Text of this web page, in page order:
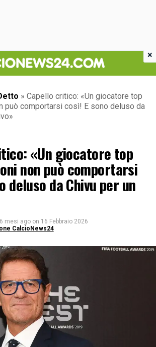
» Capello critico: «Un giocatore top
può comportarsi così! E sono deluso da
«Un giocatore top
non può comportarsi
deluso da Chivu per un
6 mesi ago on 16 Febbraio 2026
CalcioNews24
×